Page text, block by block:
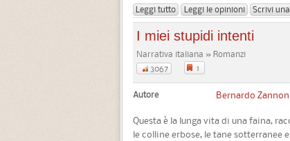
Leggi tutto Leggi le opinioni Scrivi
I miei stupidi intenti
Narrativa italiana » Romanzi
3067
1
Autore Bernardo
Questa è la lunga vita di una faina,
le colline erbose, le tane sotterranee